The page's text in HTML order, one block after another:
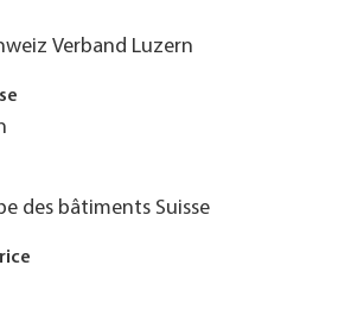
Verband Luzern
des bâtiments Suisse